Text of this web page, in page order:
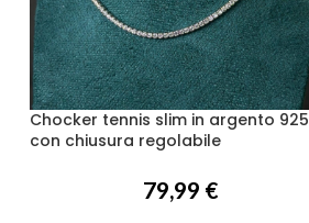
Chocker tennis slim in argento 925
con chiusura regolabile
79,99 €